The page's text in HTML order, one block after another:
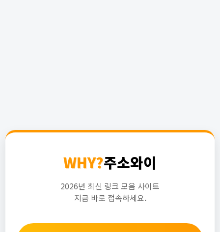
WHY?주소와이
2026년 최신 링크 모음 사이트
지금 바로 접속하세요.